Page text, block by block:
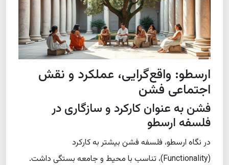
ارسطو: واقع‌گرایی، عملکرد و نقش
اجتماعی فشن
فشن به عنوان کارکرد و سازگاری در
فلسفه ارسطو
در نگاه ارسطو، فلسفه فشن بیشتر به کارکرد
(Functionality)، تناسب با محیط و جامعه بستگی داشت.